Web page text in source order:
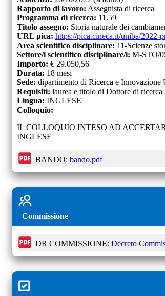
Rapporto di lavoro: Assegnista di ricerca
Programma di ricerca: 11.59
Titolo assegno: Storia naturale dei
URL pica: https://pica.cineca.it/uniba/2022-
Area scientifico disciplinare: 11-Scienze
Settore/i scientifico disciplinare/i: M-STO/
Importo: € 29.050,56
Durata: 18 mesi
Sede: dipartimento di Ricerca e Innovazione
Requisiti: laurea e titolo di Dottore di ricerca
Lingua: INGLESE
Colloquio:
IL COLLOQUIO INTESO AD
INGLESE
BANDO: bando.pdf
Commissione
DR COMMISSIONE: Decreto